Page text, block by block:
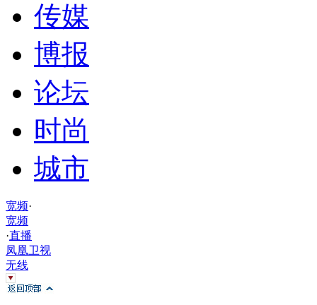
传媒
博报
论坛
时尚
城市
宽频·
宽频
·直播
凤凰卫视
无线